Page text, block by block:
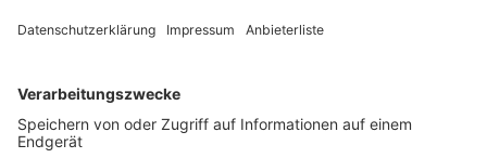
Zoll- und Sicherheitskontrollen geschehen. Zuständige
Weiteres Verfahren